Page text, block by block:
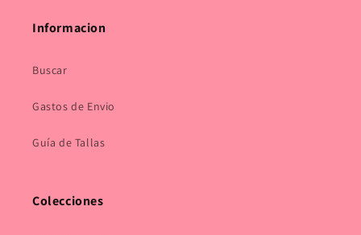
Informacion
Buscar
Gastos de Envio
Guía de Tallas
Colecciones